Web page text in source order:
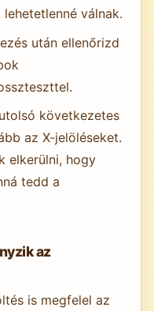
válnak.
után ellenőrizd
következetes
az X-jelöléseket.
elkerülni, hogy
tedd a
az
is megfelel az